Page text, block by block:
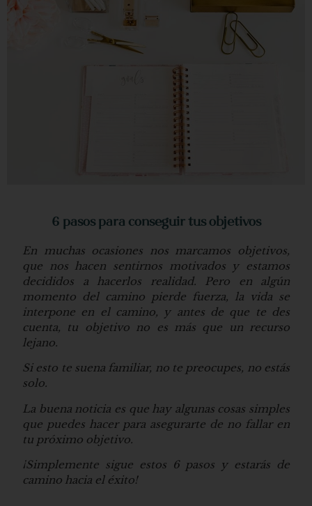
6 pasos para conseguir tus objetivos
En muchas ocasiones nos marcamos objetivos,
que nos hacen sentirnos motivados y estamos
decididos a hacerlos realidad. Pero en algún
momento del camino pierde fuerza, la vida se
interpone en el camino, y antes de que te des
cuenta, tu objetivo no es más que un recurso
lejano.
Si esto te suena familiar, no te preocupes, no estás
solo.
La buena noticia es que hay algunas cosas simples
que puedes hacer para asegurarte de no fallar en
tu próximo objetivo.
¡Simplemente sigue estos 6 pasos y estarás de
camino hacia el éxito!